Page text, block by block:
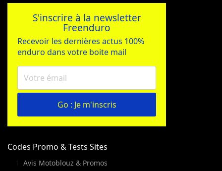
S'inscrire à la newsletter
Freenduro
Recevoir les dernières actus 100%
enduro dans votre boite mail
Go : Je m'inscris
Codes Promo & Tests Sites
Avis Motoblouz & Promos